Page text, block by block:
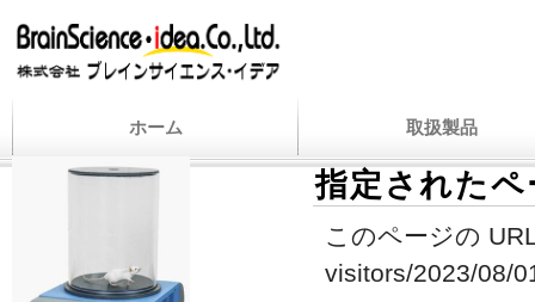
ホーム 取扱製品
指定された
このページの
visitors/2023/08/